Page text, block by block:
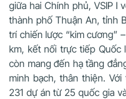
giữa hai Chính phủ, VSIP I
thành phố Thuận An, tỉnh
trí chiến lược “kim cương”
km, kết nối trực tiếp Quốc
còn mang đến hạ tầng
minh bạch, thân thiện.
231 dự án từ 25 quốc gia